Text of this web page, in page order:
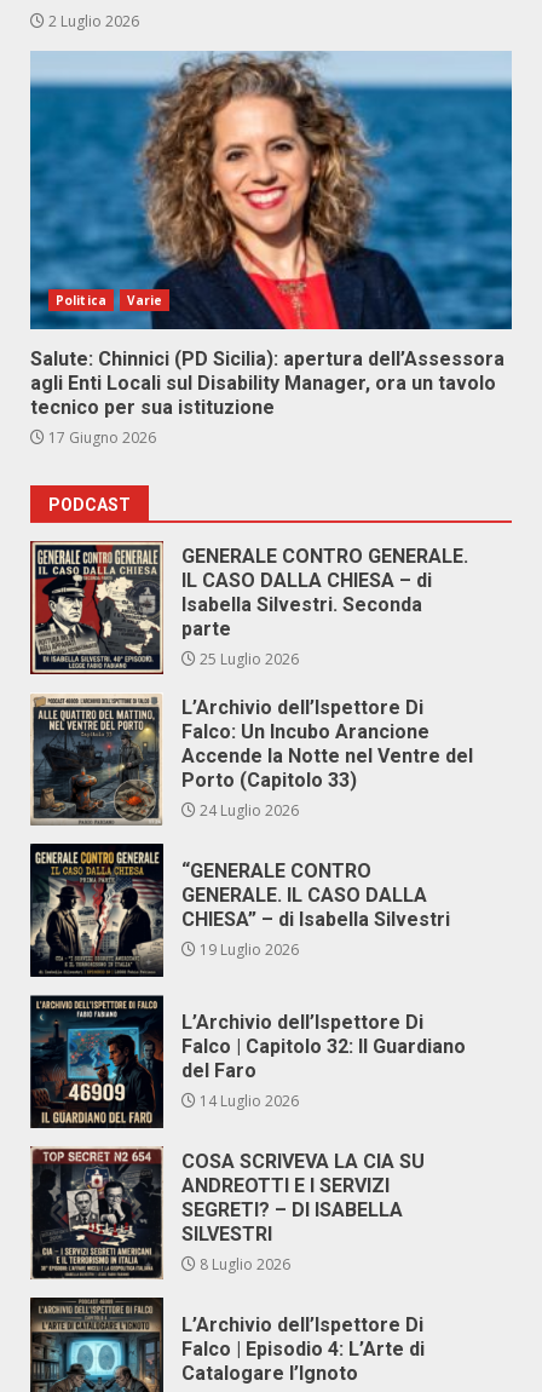
2 Luglio 2026
Politica Varie
Salute: Chinnici (PD Sicilia): apertura dell’Assessora
agli Enti Locali sul Disability Manager, ora un tavolo
tecnico per sua istituzione
17 Giugno 2026
PODCAST
GENERALE CONTRO GENERALE.
IL CASO DALLA CHIESA – di
Isabella Silvestri. Seconda
parte
25 Luglio 2026
L’Archivio dell’Ispettore Di
Falco: Un Incubo Arancione
Accende la Notte nel Ventre del
Porto (Capitolo 33)
24 Luglio 2026
“GENERALE CONTRO
GENERALE. IL CASO DALLA
CHIESA” – di Isabella Silvestri
19 Luglio 2026
L’Archivio dell’Ispettore Di
Falco | Capitolo 32: Il Guardiano
del Faro
14 Luglio 2026
COSA SCRIVEVA LA CIA SU
ANDREOTTI E I SERVIZI
SEGRETI? – DI ISABELLA
SILVESTRI
8 Luglio 2026
L’Archivio dell’Ispettore Di
Falco | Episodio 4: L’Arte di
Catalogare l’Ignoto